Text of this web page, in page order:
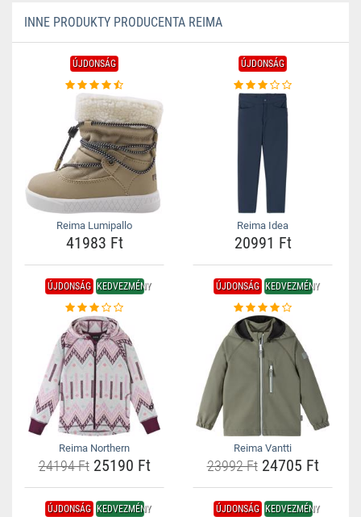
INNE PRODUKTY PRODUCENTA REIMA
ÚJDONSÁG
Reima Lumipallo
41983 Ft
ÚJDONSÁG
Reima Idea
20991 Ft
ÚJDONSÁG KEDVEZMÉNY
Reima Northern
24194 Ft25190 Ft
ÚJDONSÁG KEDVEZMÉNY
Reima Vantti
23992 Ft24705 Ft
ÚJDONSÁG KEDVEZMÉNY ÚJDONSÁG KEDVEZMÉNY